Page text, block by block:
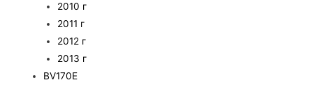
2010 г
2011 г
2012 г
2013 г
BV170E